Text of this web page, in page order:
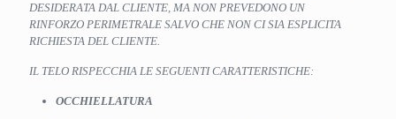
DESIDERATA DAL CLIENTE, MA NON PREVEDONO UN
RINFORZO PERIMETRALE SALVO CHE NON CI SIA ESPLICITA
RICHIESTA DEL CLIENTE.
IL TELO RISPECCHIA LE SEGUENTI CARATTERISTICHE:
OCCHIELLATURA